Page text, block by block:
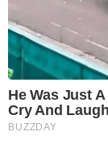
He Was Just
Cry And Laugh
BUZZDAY